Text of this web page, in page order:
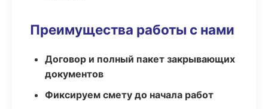
Преимущества работы с нами
Договор и полный пакет закрывающих
документов
Фиксируем смету до начала работ